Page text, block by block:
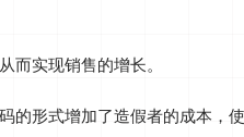
而实现销售的增长。‌
形式增加了造假者的成本，使